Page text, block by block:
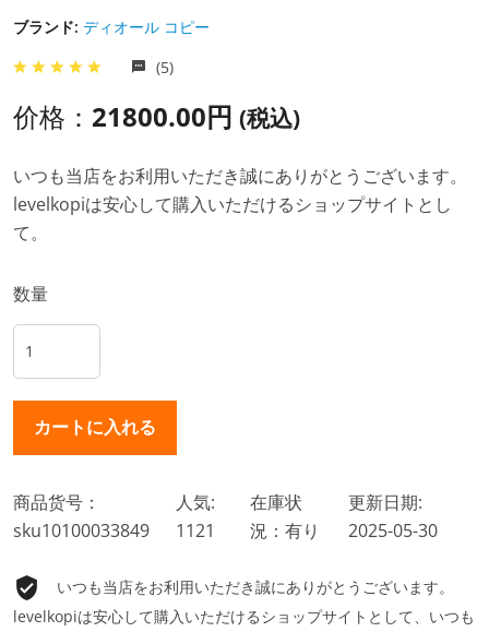
ブランド: ディオール コピー
(5)
价格： 21800.00円 (税込)
いつも当店をお利用いただき誠にありがとうございます。
levelkopiは安心して購入いただけるショップサイトとし
て。
数量
商品货号：
sku10100033849
人気:
1121
在庫状
況：有り
更新日期:
2025-05-30
いつも当店をお利用いただき誠にありがとうございます。
levelkopiは安心して購入いただけるショップサイトとして、いつも